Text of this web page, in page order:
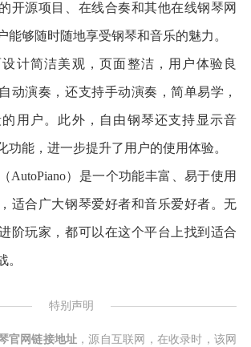
开源项目、在线合奏和其他在线钢琴网
能够随时随地享受钢琴和音乐的魅力。
计简洁美观，页面整洁，用户体验良
动演奏，还支持手动演奏，简单易学，
用户。此外，自由钢琴还支持显示音
功能，进一步提升了用户的使用体验。
AutoPiano）是一个功能丰富、易于使用
适合广大钢琴爱好者和音乐爱好者。无
阶玩家，都可以在这个平台上找到适合
。
特别声明
官网链接地址 ，源自互联网，在收录时，该网